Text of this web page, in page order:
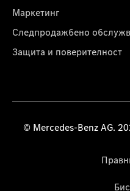
Маркетинг
Следпродажбено
Защита и поверителност
© Mercedes-Benz AG.